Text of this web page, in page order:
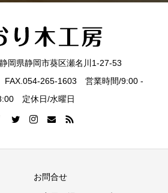
岡県静岡市葵区瀬名川1-27-53
265-1603 営業時間/9:00 -
定休日/水曜日
お問合せ